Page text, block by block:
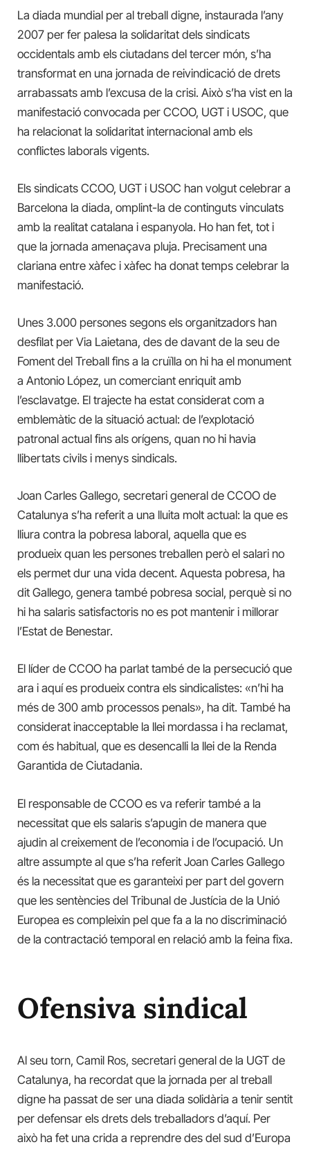
La diada mundial per al treball digne, instaurada l’any
2007 per fer palesa la solidaritat dels sindicats
occidentals amb els ciutadans del tercer món, s’ha
transformat en una jornada de reivindicació de drets
arrabassats amb l’excusa de la crisi. Això s’ha vist en la
manifestació convocada per CCOO, UGT i USOC, que
ha relacionat la solidaritat internacional amb els
conflictes laborals vigents.
Els sindicats CCOO, UGT i USOC han volgut celebrar a
Barcelona la diada, omplint-la de continguts vinculats
amb la realitat catalana i espanyola. Ho han fet, tot i
que la jornada amenaçava pluja. Precisament una
clariana entre xàfec i xàfec ha donat temps celebrar la
manifestació.
Unes 3.000 persones segons els organitzadors han
desfilat per Via Laietana, des de davant de la seu de
Foment del Treball fins a la cruïlla on hi ha el monument
a Antonio López, un comerciant enriquit amb
l’esclavatge. El trajecte ha estat considerat com a
emblemàtic de la situació actual: de l’explotació
patronal actual fins als orígens, quan no hi havia
llibertats civils i menys sindicals.
Joan Carles Gallego, secretari general de CCOO de
Catalunya s’ha referit a una lluita molt actual: la que es
lliura contra la pobresa laboral, aquella que es
produeix quan les persones treballen però el salari no
els permet dur una vida decent. Aquesta pobresa, ha
dit Gallego, genera també pobresa social, perquè si no
hi ha salaris satisfactoris no es pot mantenir i millorar
l’Estat de Benestar.
El líder de CCOO ha parlat també de la persecució que
ara i aquí es produeix contra els sindicalistes: «n’hi ha
més de 300 amb processos penals», ha dit. També ha
considerat inacceptable la llei mordassa i ha reclamat,
com és habitual, que es desencalli la llei de la Renda
Garantida de Ciutadania.
El responsable de CCOO es va referir també a la
necessitat que els salaris s’apugin de manera que
ajudin al creixement de l’economia i de l’ocupació. Un
altre assumpte al que s’ha referit Joan Carles Gallego
és la necessitat que es garanteixi per part del govern
que les sentències del Tribunal de Justícia de la Unió
Europea es compleixin pel que fa a la no discriminació
de la contractació temporal en relació amb la feina fixa.
Ofensiva sindical
Al seu torn, Camil Ros, secretari general de la UGT de
Catalunya, ha recordat que la jornada per al treball
digne ha passat de ser una diada solidària a tenir sentit
per defensar els drets dels treballadors d’aquí. Per
això ha fet una crida a reprendre des del sud d’Europa